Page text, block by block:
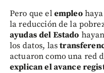
Pero que elempleo
la reducción de la
ayudas del Estado
los datos, las
actuaron como una red
explican el avance